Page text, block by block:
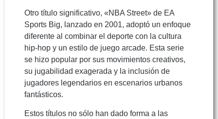
Otro título significativo, «NBA Street» de EA
Sports Big, lanzado en 2001, adoptó un enfoque
diferente al combinar el deporte con la cultura
hip-hop y un estilo de juego arcade. Esta serie
se hizo popular por sus movimientos creativos,
su jugabilidad exagerada y la inclusión de
jugadores legendarios en escenarios urbanos
fantásticos.
Estos títulos no sólo han dado forma a las